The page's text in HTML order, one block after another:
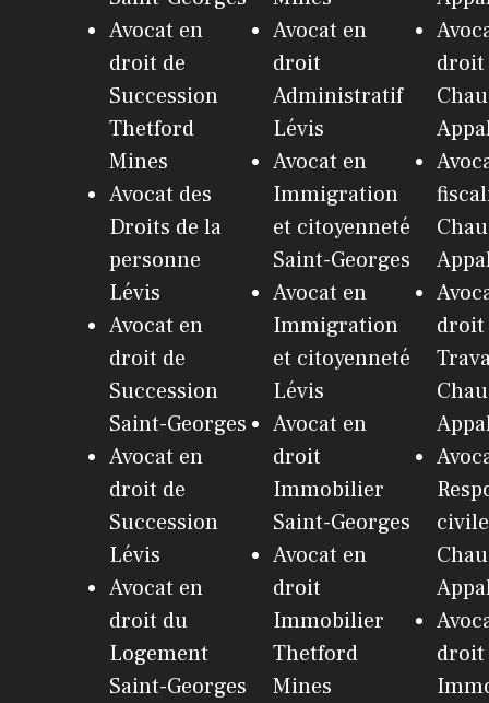
Avocat en
droit de
Succession
Thetford
Mines
Avocat des
Droits de la
personne
Lévis
Avocat en
droit de
Succession
Saint-Georges
Avocat en
droit de
Succession
Lévis
Avocat en
droit du
Logement
Saint-Georges
Avocat en
droit
Administratif
Lévis
Avocat en
Immigration
et citoyenneté
Saint-Georges
Avocat en
Immigration
et citoyenneté
Lévis
Avocat en
droit
Immobilier
Saint-Georges
Avocat en
droit
Immobilier
Thetford
Mines
droit
civile
droit